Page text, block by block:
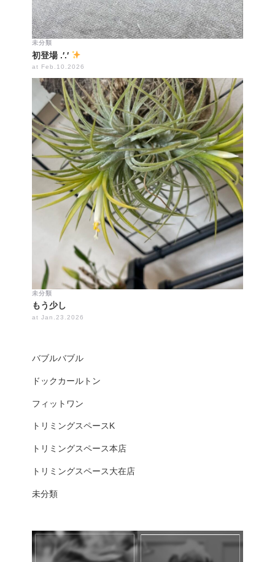
バブルバブル
ドックカールトン
フィットワン
トリミングスペースK
トリミングスペース本店
トリミングスペース大在店
未分類
未分類
初登場 .′.′
at Feb.10.2026
未分類
もう少し
at Jan.23.2026